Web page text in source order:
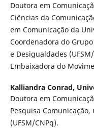
Doutora em
Ciências da
em Comunicação da
Coordenadora do
e Desigualdades
Embaixadora do
Kalliandra Conrad,
Doutora em
Pesquisa
(UFSM/CNPq).